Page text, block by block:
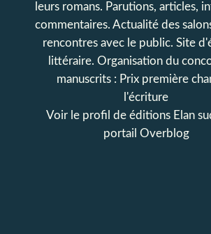
leurs romans. Parutions, articles,
commentaires. Actualité des
rencontres avec le public. Site
littéraire. Organisation du
manuscrits : Prix première
l'écriture
Voir le profil de éditions Elan
portail Overblog